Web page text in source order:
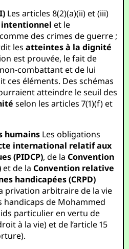
Les articles 8(2)(a)(ii) et (iii)
et le
comme des crimes de guerre ;
lesatteintes à la dignité
est prouvée, le fait de
combattant et de lui
ces éléments. Des schémas
atteindre le seuil des
selon les articles 7(1)(f) et
humains Les obligations
international relatif aux
(PIDCP), de laConvention
et de laConvention relative
handicapées (CRPD)
privation arbitraire de la vie
handicaps de Mohammed
particulier en vertu de
à la vie) et de l’article 15